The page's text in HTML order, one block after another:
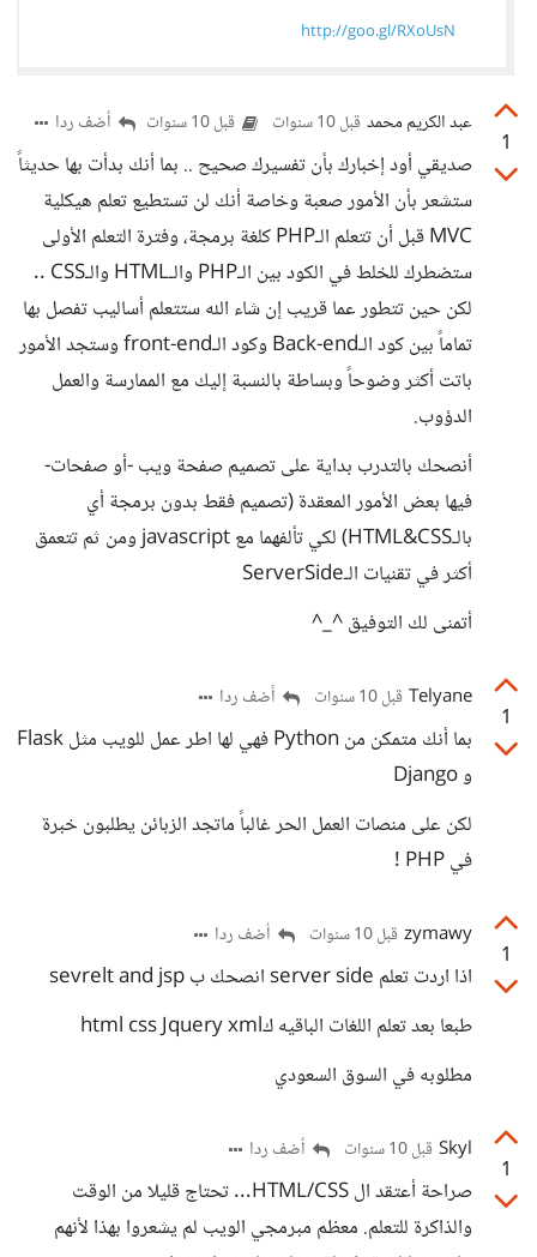
http://goo.gl/RXoUsN
1
عبد الكريم محمد قبل 10 سنوات قبل 10 سنوات أضف ردا
صديقي أود إخبارك بأن تفسيرك صحيح .. بما أنك بدأت بها حديثاً
ستشعر بأن الأمور صعبة وخاصة أنك لن تستطيع تعلم هيكلية
MVC قبل أن تتعلم الـPHP كلغة برمجة، وفترة التعلم الأولى
ستضطرك للخلط في الكود بين الـPHP والـHTML والـCSS ..
لكن حين تتطور عما قريب إن شاء الله ستتعلم أساليب تفصل بها
تماماً بين كود الـBack-end وكود الـfront-end وستجد الأمور
باتت أكثر وضوحاً وبساطة بالنسبة إليك مع الممارسة والعمل
الدؤوب.
أنصحك بالتدرب بداية على تصميم صفحة ويب -أو صفحات-
فيها بعض الأمور المعقدة (تصميم فقط بدون برمجة أي
بالـHTML&CSS) لكي تألفهما مع javascript ومن ثم تتعمق
أكثر في تقنيات الـServerSide
أتمنى لك التوفيق ^_^
1
Telyane قبل 10 سنوات أضف ردا
بما أنك متمكن من Python فهي لها اطر عمل للويب مثل Flask
و Django
لكن على منصات العمل الحر غالباً ماتجد الزبائن يطلبون خبرة
في PHP !
1
zymawy قبل 10 سنوات أضف ردا
اذا اردت تعلم server side انصحك ب sevrelt and jsp
طبعا بعد تعلم اللغات الباقيه كhtml css Jquery xml
مطلوبه في السوق السعودي
1
Skyl قبل 10 سنوات أضف ردا
صراحة أعتقد ال HTML/CSS... تحتاج قليلا من الوقت
والذاكرة للتعلم. معظم مبرمجي الويب لم يشعروا بهذا لأنهم